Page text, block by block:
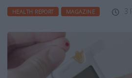
HEALTH REPORT MAGAZINE 3